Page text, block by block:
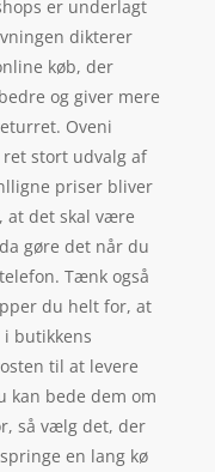
er underlagt
dikterer
køb, der
og giver mere
Oveni
stort udvalg af
priser bliver
at det skal være
gøre det når du
Tænk også
du helt for, at
butikkens
til at levere
kan bede dem om
så vælg det, der
en lang kø